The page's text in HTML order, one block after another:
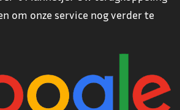
om onze service nog verder te